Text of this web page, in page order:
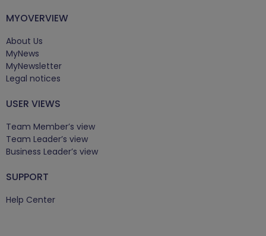
USER VIEWS
Team Member’s view
Team Leader’s view
Business Leader’s view
SUPPORT
Help Center
MYOVERVIEW
About Us
MyNews
MyNewsletter
Legal notices